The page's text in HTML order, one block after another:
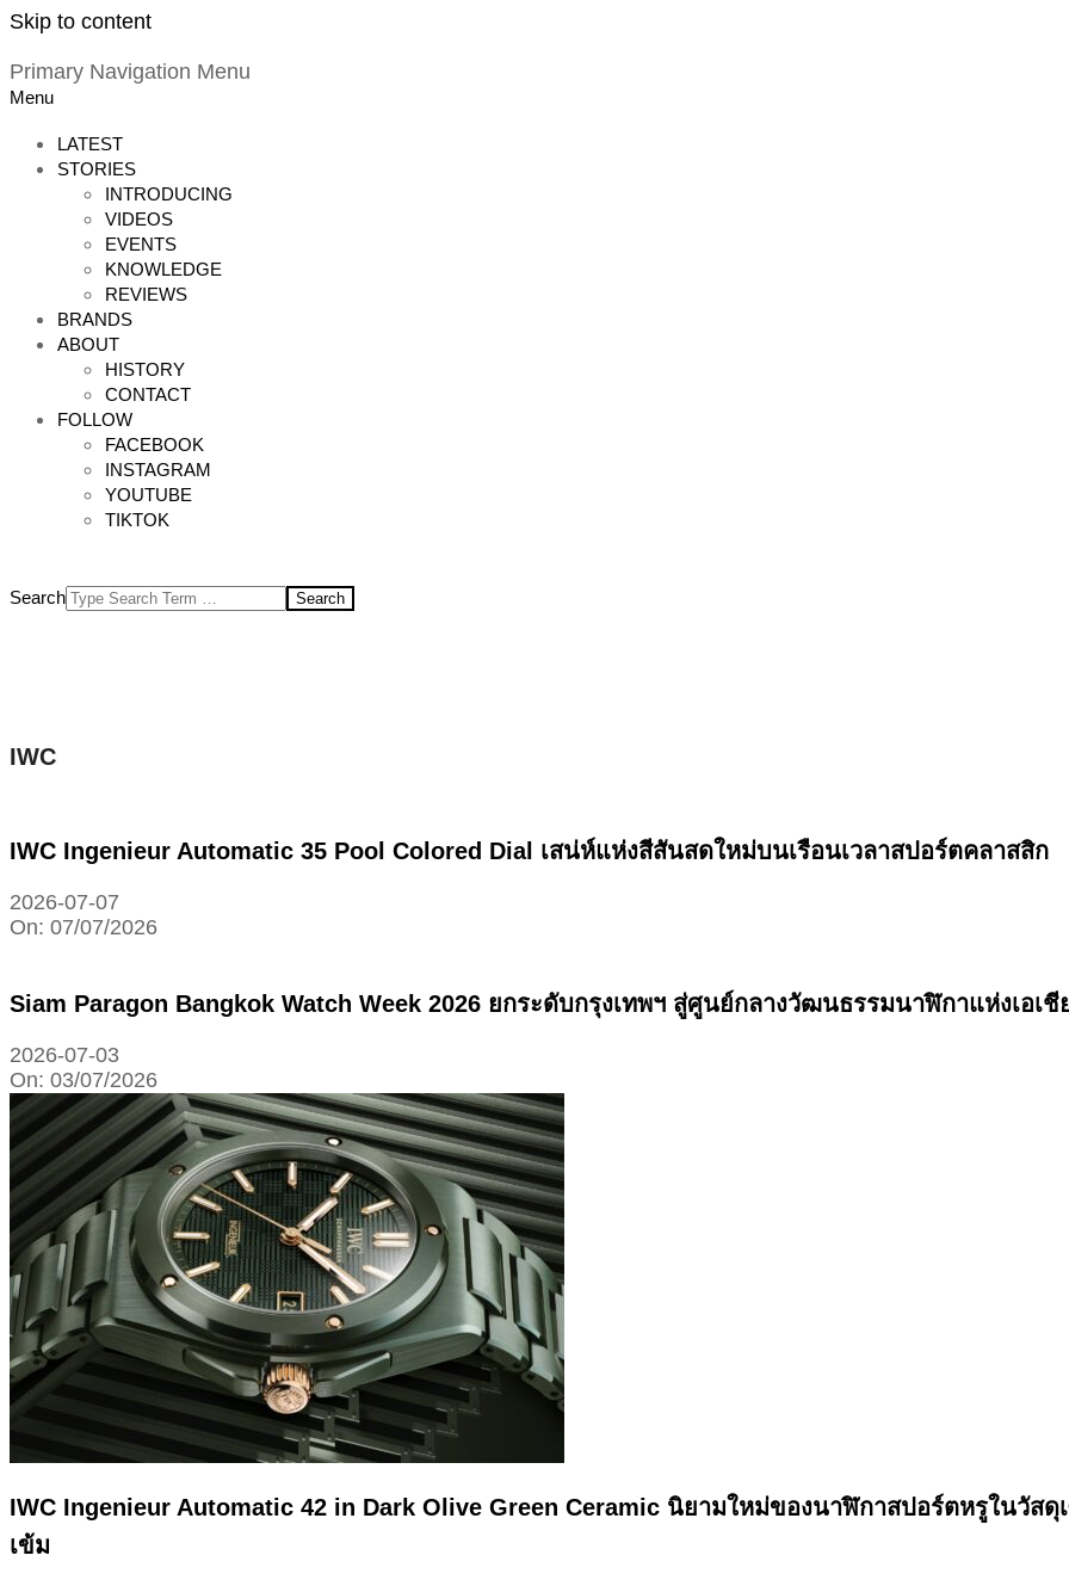
Skip to content
Primary Navigation Menu
Menu
LATEST
STORIES
INTRODUCING
VIDEOS
EVENTS
KNOWLEDGE
REVIEWS
BRANDS
ABOUT
HISTORY
CONTACT
FOLLOW
FACEBOOK
INSTAGRAM
YOUTUBE
TIKTOK
Search
IWC
IWC Ingenieur Automatic 35 Pool Colored Dial เสน่ห์แห่งสีสันสดใหม่บนเรือนเวลาสปอร์ตคลาสสิก
2026-07-07
On: 07/07/2026
Siam Paragon Bangkok Watch Week 2026 ยกระดับกรุงเทพฯ สู่ศูนย์กลางวัฒนธรรมนาฬิกาแห่งเอเชี
2026-07-03
On: 03/07/2026
IWC Ingenieur Automatic 42 in Dark Olive Green Ceramic นิยามใหม่ของนาฬิกาสปอร์ตหรูในวัสดุ
เข้ม